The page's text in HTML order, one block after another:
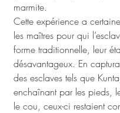
marmite.
Cette expérience a
les maîtres pour qui
forme traditionnelle, leur
désavantageux. En
des esclaves tels que
enchaînant par les pieds,
le cou, ceux-ci restaient